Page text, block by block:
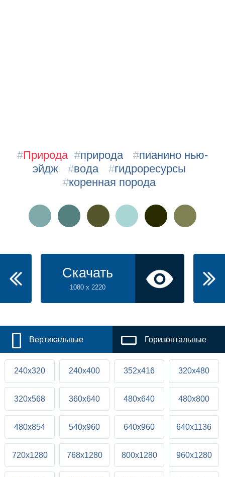
#Природа #природа #пианино нью-
эйдж
#вода #гидроресурсы
#коренная порода
Скачать
1080 x 2220
Вертикальные Горизонтальные
240x320 240x400 352x416 320x480
320x568 360x640 480x640 480x800
480x854 540x960 640x960 640x1136
720x1280 768x1280 800x1280 960x1280